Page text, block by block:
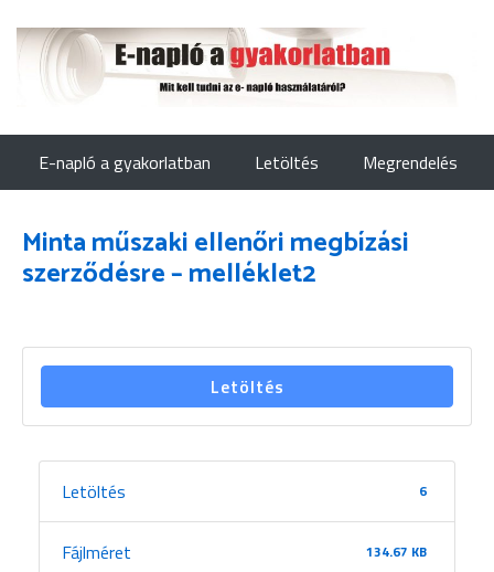
E-napló a gyakorlatban Letöltés Megrendelés
Minta műszaki ellenőri megbízási
szerződésre – melléklet2
Letöltés
Letöltés 6
Fájlméret 134.67 KB